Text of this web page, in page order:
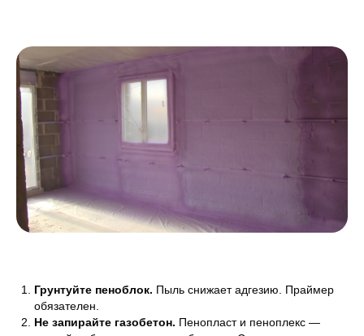
Грунтуйте пеноблок. Пыль снижает адгезию. Праймер
обязателен.
Не запирайте газобетон. Пенопласт и пеноплекс —